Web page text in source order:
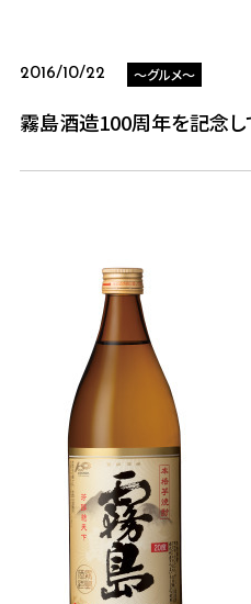
2016/10/22 ～グルメ～
霧島酒造100周年を記念し